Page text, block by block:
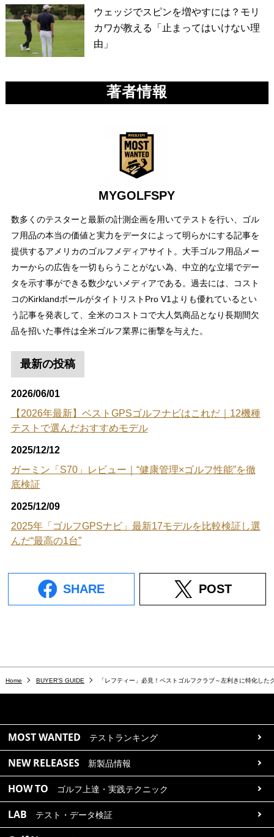
ウェッジでスピンを増やすには？モリ
カワが教える「止まってはいけない理
由」
著者情報
MYGOLFSPY
数多くのテスターと最新の計測企画を用いてテストを行い、ゴル
フ用品の本当の価値と実力をデータによって明らかにする記事を
提供するアメリカのゴルフメディアサイト。大手ゴルフ用品メー
カーからの広告を一切もらうことがない為、中立的な立場でデー
タを示す事ができる数少ないメディアである。過去には、コスト
コのKirklandボールがタイトリストPro V1よりも優れているとい
う記事を発表して、全米のコストコで大人気商品となり長期間欠
品を招いた事件は全米ゴルフ業界に衝撃を与えた。
最新の投稿
2026/06/01
【2026年最新】ベストGPSゴルフナビはこれだ｜12機種
テストで選んだおすすめモデル
2025/12/12
ガーミン「S70」レビュー｜“健康管理×ゴルフ性能”を徹
底検証
2025/12/09
2025年「ゴルフGPSナビ」最新17モデルを比較検証し選
んだ“最高の1台”
SHARE POST
Home BUYER'S GUIDE 「レフティー」必見！ベストゴルフクラブ～左利きに特化した
MOST WANTED テストランキング
NEW RELEASES 新製品情報
HOW TO ゴルフ上達・実践テクニック
LAB テスト・データ検証